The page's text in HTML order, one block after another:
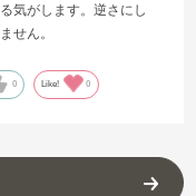
気がします。逆さにし
せん。
0 Like! 0